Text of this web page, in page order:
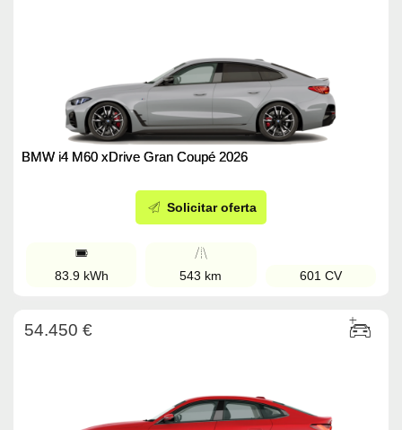
BMW i4 M60 xDrive Gran Coupé 2026
Solicitar oferta
83.9 kWh 543 km 601 CV
54.450 €